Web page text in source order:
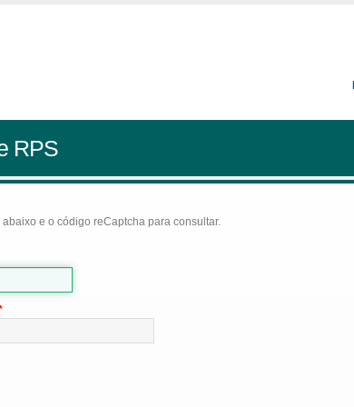
RPS
e o código reCaptcha para consultar.